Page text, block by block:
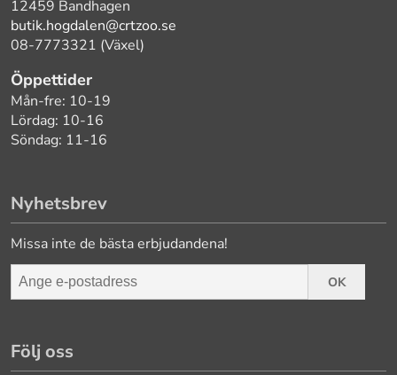
12459 Bandhagen
butik.hogdalen@crtzoo.se
08-7773321 (Växel)
Öppettider
Mån-fre: 10-19
Lördag: 10-16
Söndag: 11-16
Nyhetsbrev
Missa inte de bästa erbjudandena!
OK
Följ oss